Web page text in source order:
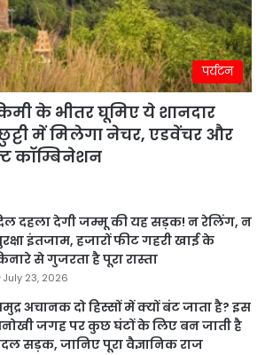
पर्यटन
के भीतर घूमिए ये शानदार
में मिलेगा नेचर, एडवेंचर और
कॉम्बिनेशन
दहला देगी जम्मू की यह सड़क! न रेलिंग, न
इंतजाम, हजारों फीट गहरी खाई के
से गुजरता है पूरा रास्ता
July 23, 2026
अचानक दो हिस्सों में क्यों बंट जाता है? इस
जगह पर कुछ घंटों के लिए बन जाती है
सड़क, जानिए पूरा वैज्ञानिक राज